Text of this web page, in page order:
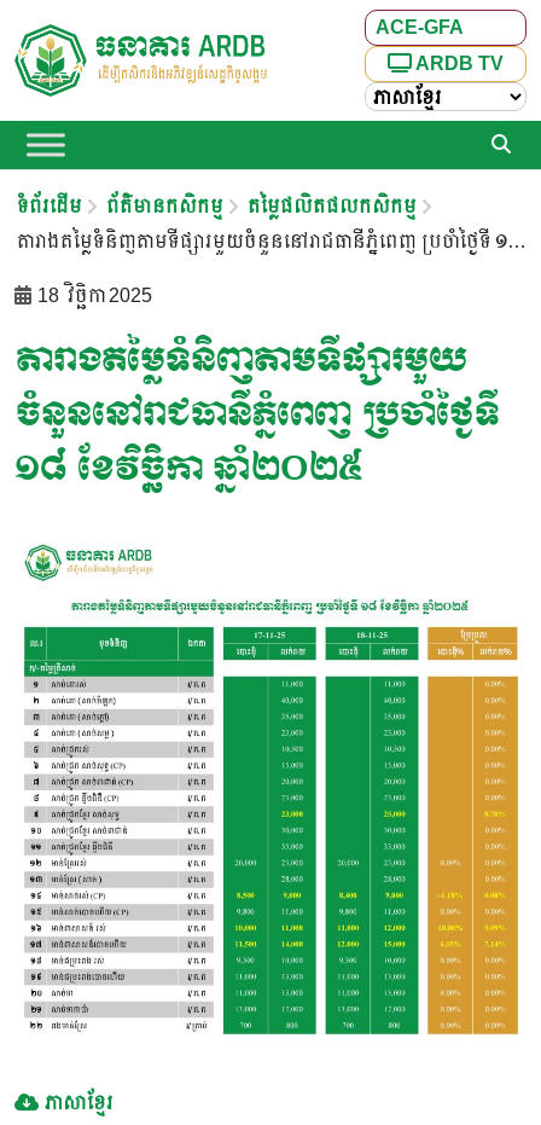
ACE-GFA
ARDB TV
ទំព័រដើម ព័ត៌មានកសិកម្ម
តម្លៃផលិតផលកសិកម្ម
តារាងតម្លៃទំនិញតាមទីផ្សារមួយចំនួននៅរាជធានីភ្នំពេញ ប្រចាំថ្ងៃទី ១៨ ខែវិច្ឆិកា ឆ្នាំ២០២៥
18 វិច្ឆិកា 2025
តារាងតម្លៃទំនិញតាមទីផ្សារមួយ
ចំនួននៅរាជធានីភ្នំពេញ ប្រចាំថ្ងៃទី
១៨ ខែវិច្ឆិកា ឆ្នាំ២០២៥
ភាសាខ្មែរ